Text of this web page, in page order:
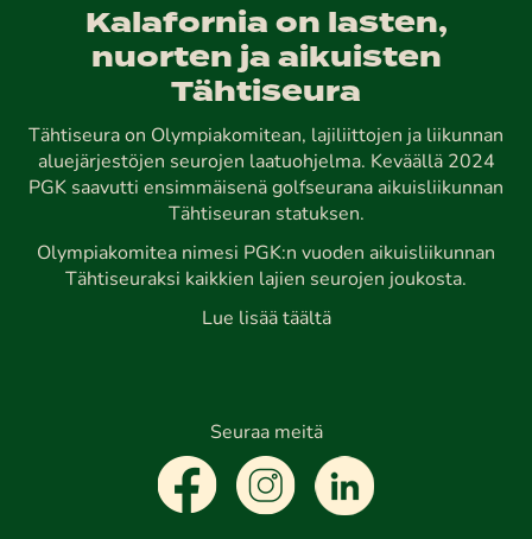
Kalafornia on lasten,
nuorten ja aikuisten
Tähtiseura
Tähtiseura on Olympiakomitean, lajiliittojen ja liikunnan
aluejärjestöjen seurojen laatuohjelma. Keväällä 2024
PGK saavutti ensimmäisenä golfseurana aikuisliikunnan
Tähtiseuran statuksen.
Olympiakomitea nimesi PGK:n vuoden aikuisliikunnan
Tähtiseuraksi kaikkien lajien seurojen joukosta.
Lue lisää täältä
Seuraa meitä